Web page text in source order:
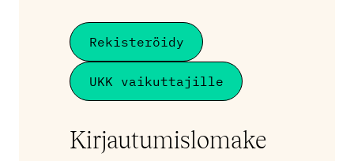
Rekisteröidy
UKK vaikuttajille
Kirjautumislomake